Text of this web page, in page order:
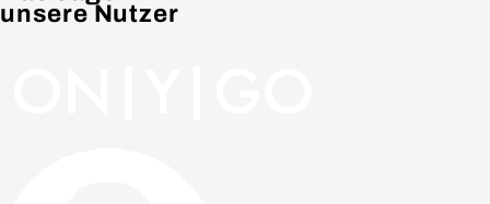
unsere Nutzer